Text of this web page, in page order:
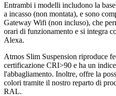
Entrambi i modelli includono la
a incasso (non montata), e sono
Gateway Wifi (non incluso), che
orari di funzionamento e si integra
Alexa.
Atmos Slim Suspension riproduce
certificazione CRI>90 e ha un
l'abbagliamento. Inoltre, offre la
colori tramite il nostro reparto di
RAL.